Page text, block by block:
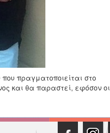
πραγματοποιείται στο
και θα παραστεί, εφόσον οι